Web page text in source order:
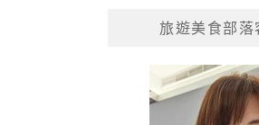
旅遊美食部落